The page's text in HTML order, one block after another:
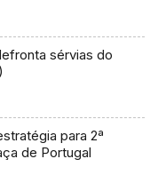
sérvias do
para 2ª
de Portugal